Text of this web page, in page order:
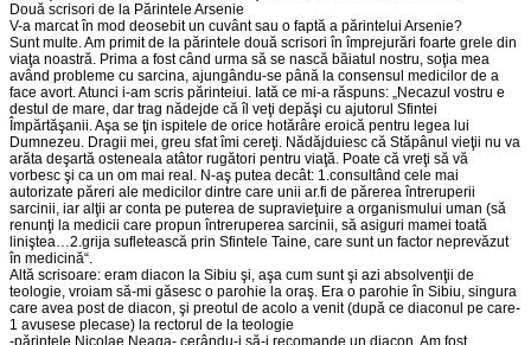
Două scrisori de la Părintele Arsenie
V-a marcat în mod deosebit un cuvânt sau o faptă a părintelui Arsenie?
Sunt multe. Am primit de la părintele două scrisori în împrejurări foarte grele din
viaţa noastră. Prima a fost când urma să se nască băiatul nostru, soţia mea
având probleme cu sarcina, ajungându-se până la consensul medicilor de a
face avort. Atunci i-am scris părinteiui. Iată ce mi-a răspuns: „Necazul vostru e
destul de mare, dar trag nădejde că îl veţi depăşi cu ajutorul Sfintei
Împărtăşanii. Aşa se ţin ispitele de orice hotărâre eroică pentru legea lui
Dumnezeu. Dragii mei, greu sfat îmi cereţi. Nădăjduiesc că Stăpânul vieţii nu va
arăta deşartă osteneala atâtor rugători pentru viaţă. Poate că vreţi să vă
vorbesc şi ca un om mai real. N-aş putea decât: 1.consultând cele mai
autorizate păreri ale medicilor dintre care unii ar.fi de părerea întreruperii
sarcinii, iar alţii ar conta pe puterea de supravieţuire a organismului uman (să
renunţi la medicii care propun întreruperea sarcinii, să asiguri mamei toată
liniştea…2.grija sufletească prin Sfintele Taine, care sunt un factor neprevăzut
în medicină“.
Altă scrisoare: eram diacon la Sibiu şi, aşa cum sunt şi azi absolvenţii de
teologie, vroiam să-mi găsesc o parohie la oraş. Era o parohie în Sibiu, singura
care avea post de diacon, şi preotul de acolo a venit (după ce diaconul pe care-
1 avusese plecase) la rectorul de la teologie
-părintele Nicolae Neaga- cerându-i să-i recomande un diacon. Am fost